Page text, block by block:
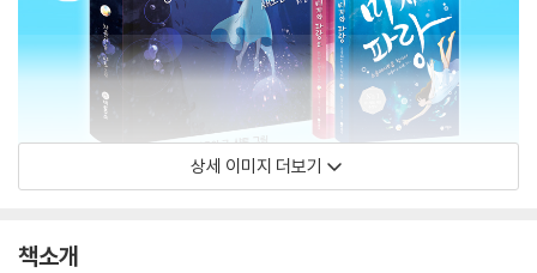
상세 이미지 더보기
책소개